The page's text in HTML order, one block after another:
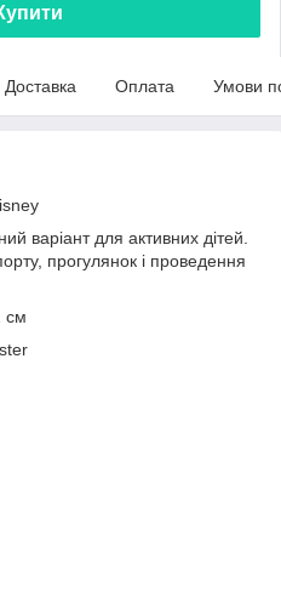
Доставка Оплата Умови
варіант для активних дітей.
прогулянок і проведення
см